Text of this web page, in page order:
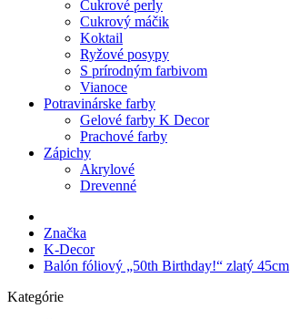
Cukrové perly
Cukrový máčik
Koktail
Ryžové posypy
S prírodným farbivom
Vianoce
Potravinárske farby
Gelové farby K Decor
Prachové farby
Zápichy
Akrylové
Drevenné
Značka
K-Decor
Balón fóliový „50th Birthday!“ zlatý 45cm
Kategórie